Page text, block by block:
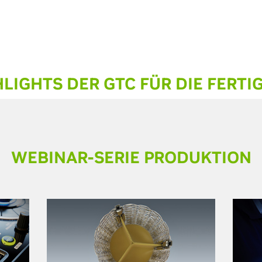
DER GTC FÜR DIE
WEBINAR-SERIE PRODUKTION